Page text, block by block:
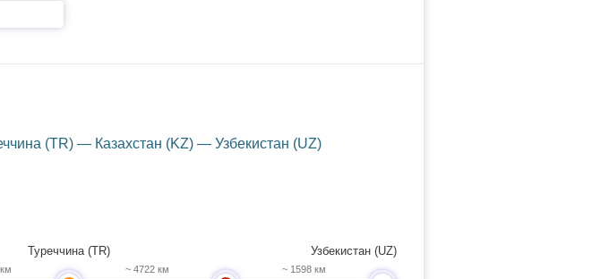
(TR) — Казахстан (KZ) — Узбекистан (UZ)
Туреччина (TR)
~ 4722 км ~ 1598 км
Узбекистан (UZ)